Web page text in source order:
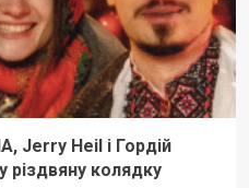
Jerry Heil і Гордій
різдвяну колядку